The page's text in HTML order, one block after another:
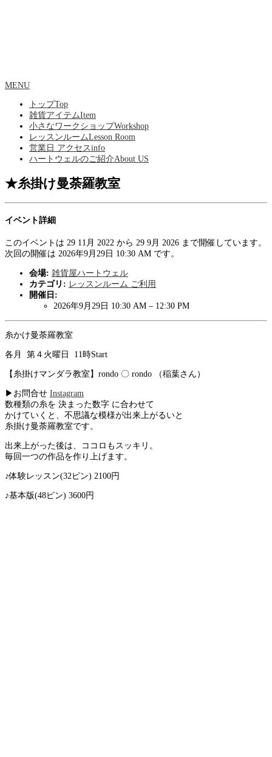
MENU
トップTop
雑貨アイテムItem
小さなワークショップWorkshop
レッスンルームLesson Room
営業日 アクセスinfo
ハートウェルのご紹介About US
★糸掛け曼荼羅教室
イベント詳細
このイベントは 29 11月 2022 から 29 9月 2026 まで開催しています。
次回の開催は 2026年9月29日 10:30 AM です。
会場: 雑貨屋ハートウェル
カテゴリ: レッスンルーム ご利用
開催日:
2026年9月29日 10:30 AM – 12:30 PM
糸かけ曼荼羅教室
各月 第４火曜日 11時Start
【糸掛けマンダラ教室】rondo 〇 rondo （稲葉さん）
▶お問合せ Instagram
数種類の糸を 決まった数字 に合わせて
かけていくと、不思議な模様が出来上がるいと
糸掛け曼荼羅教室です。
出来上がった後は、ココロもスッキリ。
毎回一つの作品を作り上げます。
♪体験レッスン(32ピン) 2100円
♪基本版(48ピン) 3600円